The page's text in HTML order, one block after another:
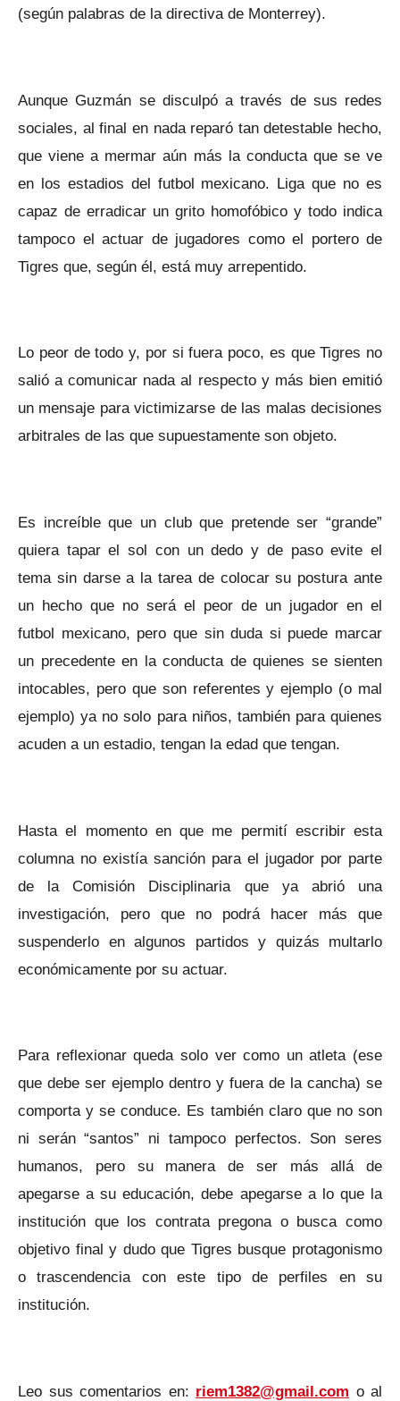
(según palabras de la directiva de Monterrey).
Aunque Guzmán se disculpó a través de sus redes
sociales, al final en nada reparó tan detestable hecho,
que viene a mermar aún más la conducta que se ve
en los estadios del futbol mexicano. Liga que no es
capaz de erradicar un grito homofóbico y todo indica
tampoco el actuar de jugadores como el portero de
Tigres que, según él, está muy arrepentido.
Lo peor de todo y, por si fuera poco, es que Tigres no
salió a comunicar nada al respecto y más bien emitió
un mensaje para victimizarse de las malas decisiones
arbitrales de las que supuestamente son objeto.
Es increíble que un club que pretende ser “grande”
quiera tapar el sol con un dedo y de paso evite el
tema sin darse a la tarea de colocar su postura ante
un hecho que no será el peor de un jugador en el
futbol mexicano, pero que sin duda si puede marcar
un precedente en la conducta de quienes se sienten
intocables, pero que son referentes y ejemplo (o mal
ejemplo) ya no solo para niños, también para quienes
acuden a un estadio, tengan la edad que tengan.
Hasta el momento en que me permití escribir esta
columna no existía sanción para el jugador por parte
de la Comisión Disciplinaria que ya abrió una
investigación, pero que no podrá hacer más que
suspenderlo en algunos partidos y quizás multarlo
económicamente por su actuar.
Para reflexionar queda solo ver como un atleta (ese
que debe ser ejemplo dentro y fuera de la cancha) se
comporta y se conduce. Es también claro que no son
ni serán “santos” ni tampoco perfectos. Son seres
humanos, pero su manera de ser más allá de
apegarse a su educación, debe apegarse a lo que la
institución que los contrata pregona o busca como
objetivo final y dudo que Tigres busque protagonismo
o trascendencia con este tipo de perfiles en su
institución.
Leo sus comentarios en: riem1382@gmail.com o al